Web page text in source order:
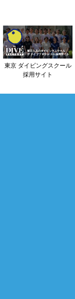
東京 ダイビングスクール
採用サイト